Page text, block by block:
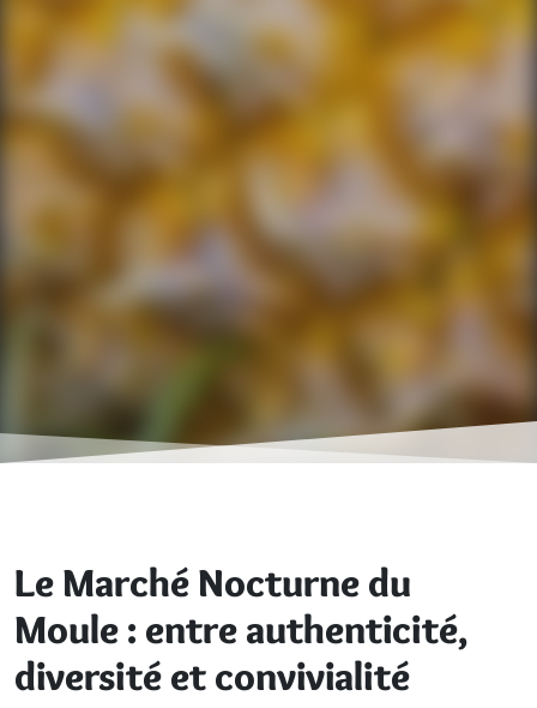
Le Marché Nocturne du
Moule : entre authenticité,
diversité et convivialité